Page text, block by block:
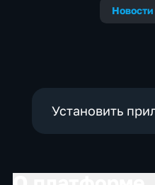
Установить